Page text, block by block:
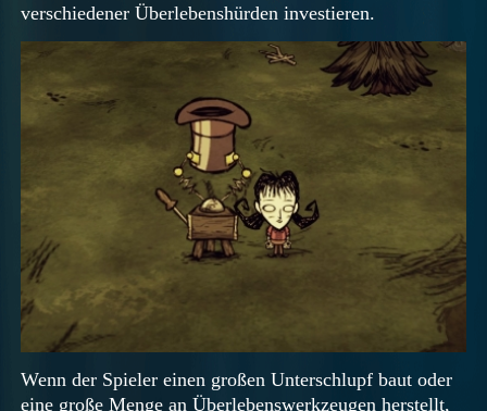
verschiedener Überlebenshürden investieren.
Wenn der Spieler einen großen Unterschlupf baut oder
eine große Menge an Überlebenswerkzeugen herstellt,